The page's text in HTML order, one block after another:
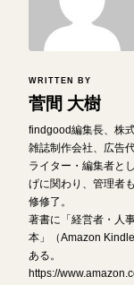
WRITTEN BY
菅間 大樹
findgood編集長、株
雑誌制作会社、広告
ライター・編集者と
げに関わり、管理者
修修了。
著書に「経営者・人
本」（Amazon
ある。
https://